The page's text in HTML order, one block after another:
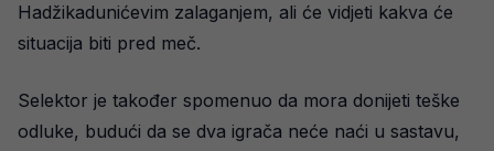
Hadžikadunićevim zalaganjem, ali će vidjeti kakva će
situacija biti pred meč.
Selektor je također spomenuo da mora donijeti teške
odluke, budući da se dva igrača neće naći u sastavu,